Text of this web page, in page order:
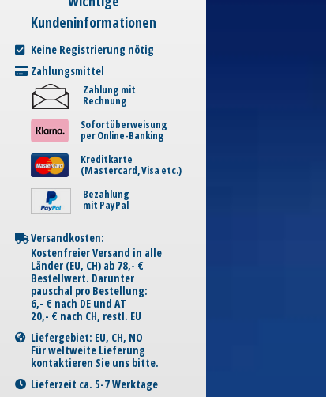
Kundeninformationen
Keine Registrierung nötig
Zahlungsmittel
Zahlung mit
Rechnung
Sofortüberweisung
per Online-Banking
Kreditkarte
(Mastercard, Visa etc.)
Bezahlung
mit PayPal
Versandkosten:
Kostenfreier Versand in alle
Länder (EU, CH) ab 78,- €
Bestellwert. Darunter
pauschal pro Bestellung:
6,- € nach DE und AT
20,- € nach CH, restl. EU
Liefergebiet: EU, CH, NO
Für weltweite Lieferung
kontaktieren Sie uns bitte.
Lieferzeit ca. 5-7 Werktage